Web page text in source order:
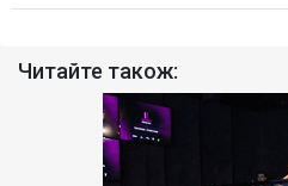
Читайте також: